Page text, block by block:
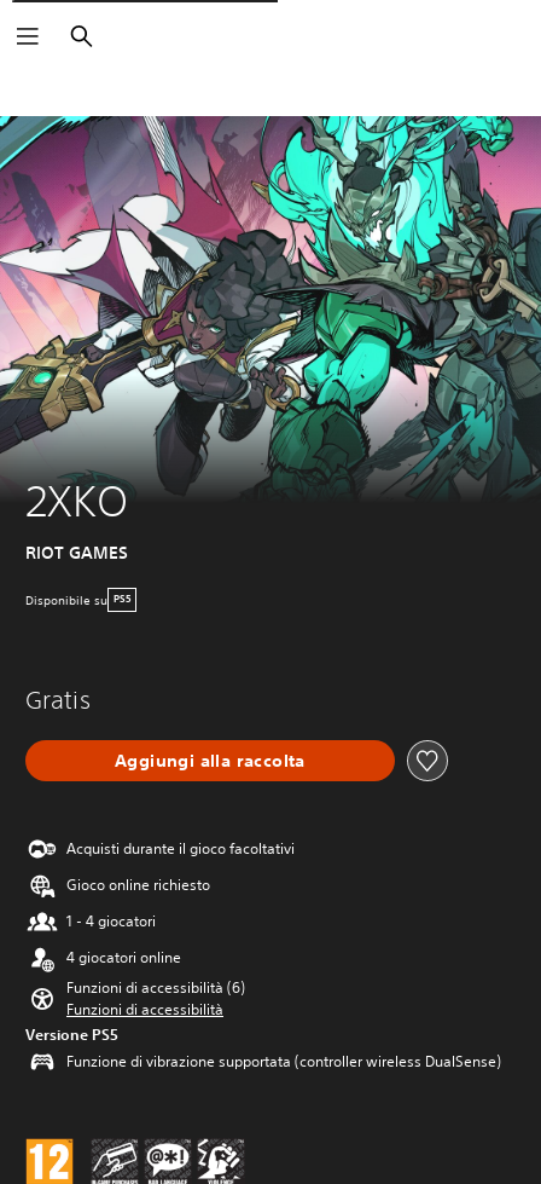
Cerca
2XKO
RIOT GAMES
Disponibile su PS5
Gratis
Aggiungi alla raccolta
Acquisti durante il gioco facoltativi
Gioco online richiesto
1 - 4 giocatori
4 giocatori online
Funzioni di accessibilità (6)
Funzioni di accessibilità
Versione PS5
Funzione di vibrazione supportata (controller wireless DualSense)